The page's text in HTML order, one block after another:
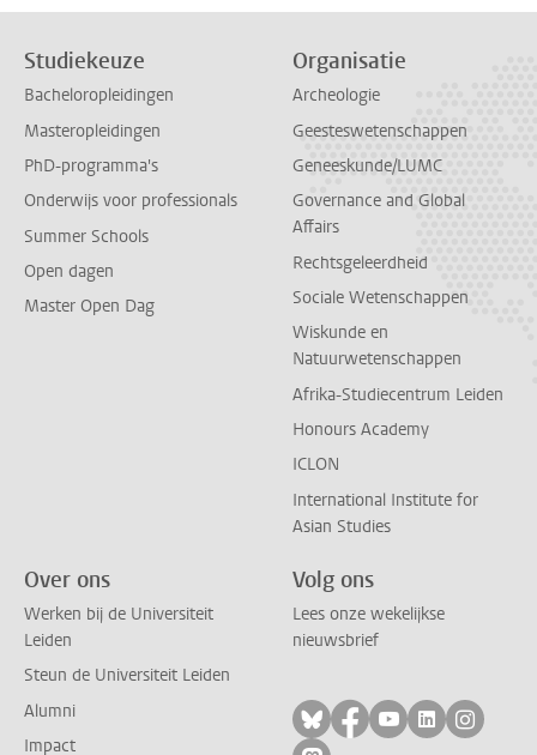
Studiekeuze
Bacheloropleidingen
Masteropleidingen
PhD-programma's
Onderwijs voor professionals
Summer Schools
Open dagen
Master Open Dag
Organisatie
Archeologie
Geesteswetenschappen
Geneeskunde/LUMC
Governance and Global
Affairs
Rechtsgeleerdheid
Sociale Wetenschappen
Wiskunde en
Natuurwetenschappen
Afrika-Studiecentrum Leiden
Honours Academy
ICLON
International Institute for
Asian Studies
Over ons
Werken bij de Universiteit
Leiden
Steun de Universiteit Leiden
Alumni
Impact
Volg ons
Lees onze wekelijkse
nieuwsbrief
Volg ons op bluesky
Volg ons op
Volg ons op
Volg ons
Volg